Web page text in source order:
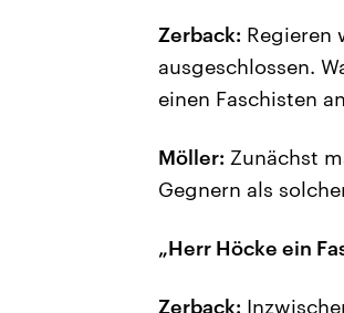
Zerback: Regieren
ausgeschlossen.
einen Faschisten
Möller: Zunächst
Gegnern als
„Herr Höcke ein
Zerback: